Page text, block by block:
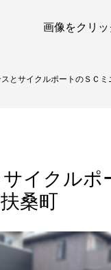
画像をクリッ
とサイクルポートのＳＣ
イクルポ
桑町